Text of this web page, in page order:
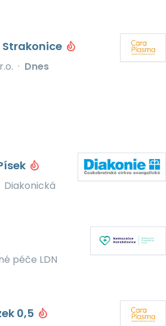
· Dnes
Diakonická
péče LDN
0,5